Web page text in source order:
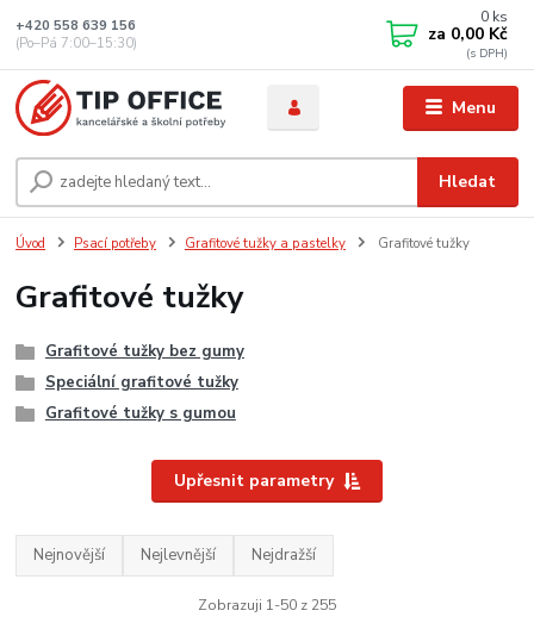
Menu
Hledat
+420 558 639 156
(Po–Pá 7:00–15:30)
0 ks
za 0,00 Kč
Úvod Psací potřeby Grafitové tužky a pastelky Grafitové tužky
Grafitové tužky
Grafitové tužky bez gumy
Speciální grafitové tužky
Grafitové tužky s gumou
Upřesnit parametry
Nejnovější Nejlevnější Nejdražší
Zobrazuji 1-50 z 255